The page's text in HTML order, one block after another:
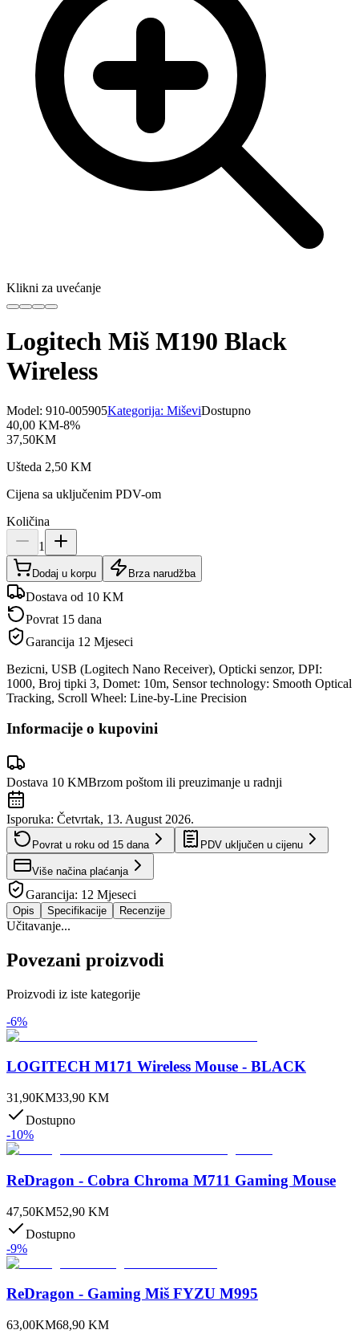
Klikni za uvećanje
Logitech Miš M190 Black
Wireless
Model: 910-005905Kategorija: MiševiDostupno
40,00 KM-8%
37,50KM
Ušteda 2,50 KM
Cijena sa uključenim PDV-om
Količina
1
Dodaj u korpu Brza narudžba
Dostava od 10 KM
Povrat 15 dana
Garancija 12 Mjeseci
Bezicni, USB (Logitech Nano Receiver), Opticki senzor, DPI:
1000, Broj tipki 3, Domet: 10m, Sensor technology: Smooth Optical
Tracking, Scroll Wheel: Line-by-Line Precision
Informacije o kupovini
Dostava 10 KMBrzom poštom ili preuzimanje u radnji
Isporuka: Četvrtak, 13. August 2026.
Povrat u roku od 15 dana PDV uključen u cijenu
Više načina plaćanja
Garancija: 12 Mjeseci
Opis Specifikacije Recenzije
Učitavanje...
Povezani proizvodi
Proizvodi iz iste kategorije
-6%
LOGITECH M171 Wireless Mouse - BLACK
31,90KM33,90 KM
Dostupno
-10%
ReDragon - Cobra Chroma M711 Gaming Mouse
47,50KM52,90 KM
Dostupno
-9%
ReDragon - Gaming Miš FYZU M995
63,00KM68,90 KM